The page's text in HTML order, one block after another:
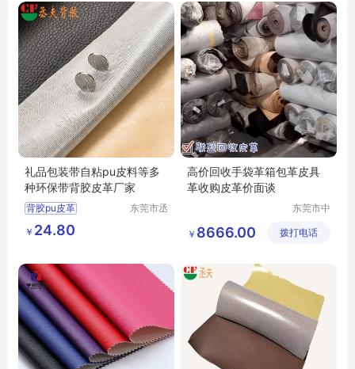
礼品包装带自粘pu皮料等多
种环保带背胶皮革厂家
背胶pu皮革
背胶自粘皮革
背胶皮革 pu皮革
东莞市丞
￥ 24.80
高价回收手袋革箱包革皮具
革收购皮革价面谈
东莞市中
生资源回
￥ 8666.00 拨打电话